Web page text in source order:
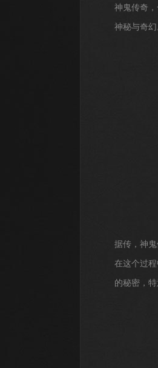
神鬼传奇
神秘与奇
据传，神
在这个过
的秘密，